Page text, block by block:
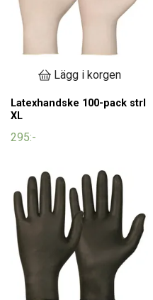
Lägg i korgen
Latexhandske 100-pack strl
XL
295:-